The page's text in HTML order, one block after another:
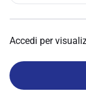
Accedi per